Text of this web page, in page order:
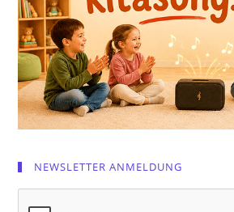
NEWSLETTER ANMELDUNG